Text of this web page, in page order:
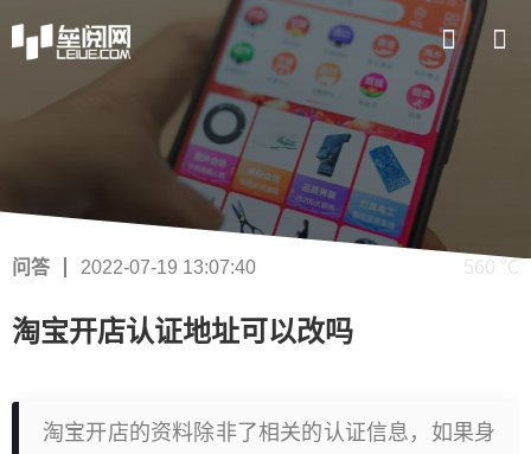
问答 2022-07-19 13:07:40 560 ℃
淘宝开店认证地址可以改吗
淘宝开店的资料除非了相关的认证信息，如果身